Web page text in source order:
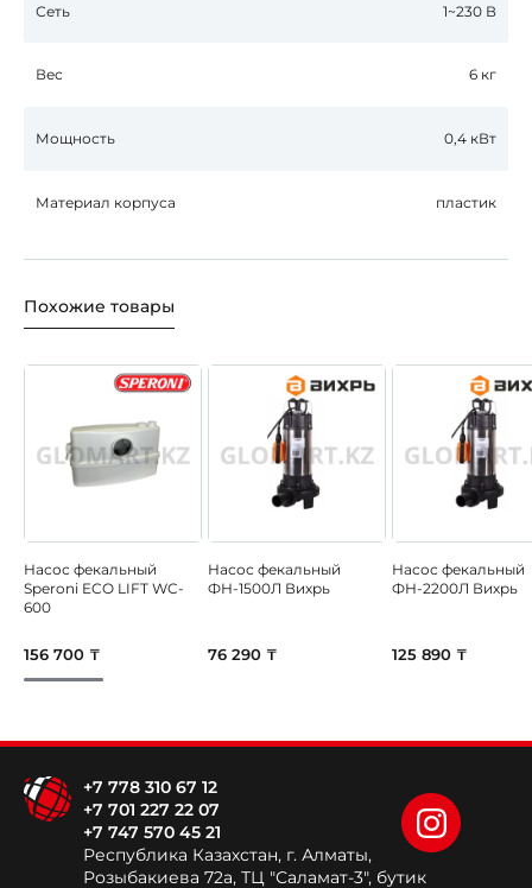
Сеть 1~230 В
Вес 6 кг
Мощность 0,4 кВт
Материал корпуса пластик
Похожие товары
Насос фекальный
Speroni ECO LIFT WC-
600
156 700 ₸
Насос фекальный
ФН-1500Л Вихрь
76 290 ₸
Насос фекальный
ФН-2200Л Вихрь
125 890 ₸
+7 778 310 67 12
+7 701 227 22 07
+7 747 570 45 21
Республика Казахстан, г. Алматы,
Розыбакиева 72а, ТЦ "Саламат-3", бутик